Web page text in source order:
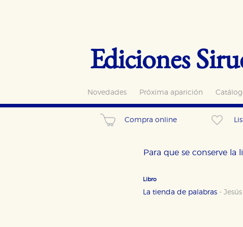
Ediciones
Novedades Próxima aparición
Compra online
Para que se conserve la
Libro
La tienda de palabras -